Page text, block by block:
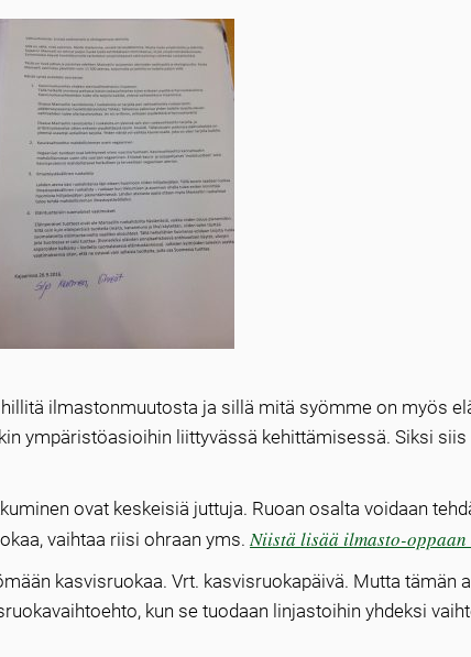
ilmastonmuutosta ja sillä mitä syömme on myös
ympäristöasioihin liittyvässä kehittämisessä. Siksi
ovat keskeisiä juttuja. Ruoan osalta voidaan
vaihtaa riisi ohraan yms.Niistä lisää ilmasto-
kasvisruokaa. Vrt. kasvisruokapäivä. Mutta tämän
kun se tuodaan linjastoihin yhdeksi